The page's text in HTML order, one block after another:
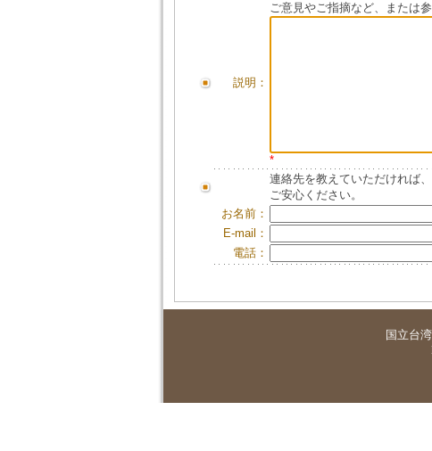
説明：
ご意見やご指摘など、または
*
連絡先を教えていただければ
ご安心ください。
お名前：
E-mail：
電話：
国立台